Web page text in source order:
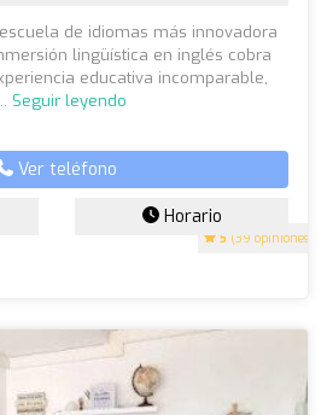
5 (39 opiniones)
de idiomas más innovadora
lingüística en inglés cobra
educativa incomparable,
Seguir leyendo
Ver teléfono
Horario